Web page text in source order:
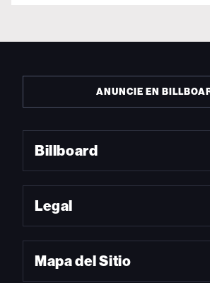
ANUNCIE EN
Billboard
Legal
Mapa del Sitio